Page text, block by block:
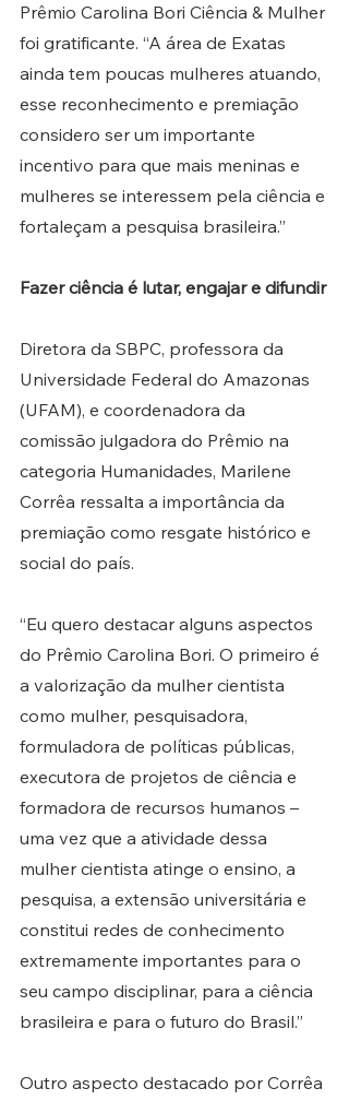
Prêmio Carolina Bori Ciência & Mulher
foi gratificante. “A área de Exatas
ainda tem poucas mulheres atuando,
esse reconhecimento e premiação
considero ser um importante
incentivo para que mais meninas e
mulheres se interessem pela ciência e
fortaleçam a pesquisa brasileira.”
Fazer ciência é lutar, engajar e difundir
Diretora da SBPC, professora da
Universidade Federal do Amazonas
(UFAM), e coordenadora da
comissão julgadora do Prêmio na
categoria Humanidades, Marilene
Corrêa ressalta a importância da
premiação como resgate histórico e
social do país.
“Eu quero destacar alguns aspectos
do Prêmio Carolina Bori. O primeiro é
a valorização da mulher cientista
como mulher, pesquisadora,
formuladora de políticas públicas,
executora de projetos de ciência e
formadora de recursos humanos –
uma vez que a atividade dessa
mulher cientista atinge o ensino, a
pesquisa, a extensão universitária e
constitui redes de conhecimento
extremamente importantes para o
seu campo disciplinar, para a ciência
brasileira e para o futuro do Brasil.”
Outro aspecto destacado por Corrêa